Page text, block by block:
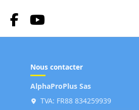
Nous contacter
AlphaProPlus Sas
TVA: FR88 834259939